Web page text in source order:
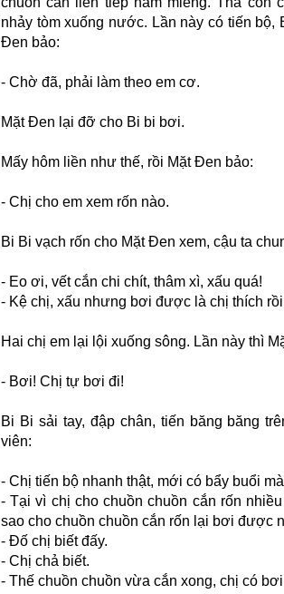
nhảy tòm xuống nước. Lần này có tiến
Đen bảo:
- Chờ đã, phải làm theo em cơ.
Mặt Đen lại đỡ cho Bi bi bơi.
Mấy hôm liền như thế, rồi Mặt Đen bảo:
- Chị cho em xem rốn nào.
Bi Bi vạch rốn cho Mặt Đen xem, cậu ta
- Eo ơi, vết cắn chi chít, thâm xì, xấu quá!
- Kệ chị, xấu nhưng bơi được là chị thích
Hai chị em lại lội xuống sông. Lần này thì
- Bơi! Chị tự bơi đi!
Bi Bi sải tay, đập chân, tiến băng băng
viên:
- Chị tiến bộ nhanh thật, mới có bẩy buổi
- Tại vì chị cho chuồn chuồn cắn rốn
sao cho chuồn chuồn cắn rốn lại bơi được
- Đố chị biết đấy.
- Chị chả biết.
- Thế chuồn chuồn vừa cắn xong, chị có